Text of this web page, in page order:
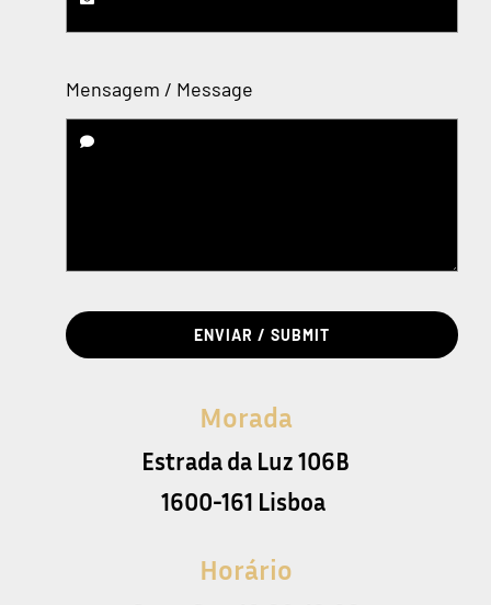
Mensagem / Message
ENVIAR / SUBMIT
Morada
Estrada da Luz 106B
1600-161 Lisboa
Horário